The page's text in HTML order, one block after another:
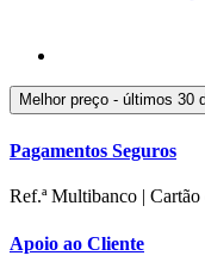
Melhor preço - últimos 30
Pagamentos Seguros
Ref.ª Multibanco |
Apoio ao Cliente